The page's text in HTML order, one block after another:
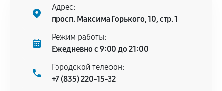
Адрес:
просп. Максима Горького, 10, стр. 1
Режим работы:
Ежедневно с 9:00 до 21:00
Городской телефон:
+7 (835) 220-15-32